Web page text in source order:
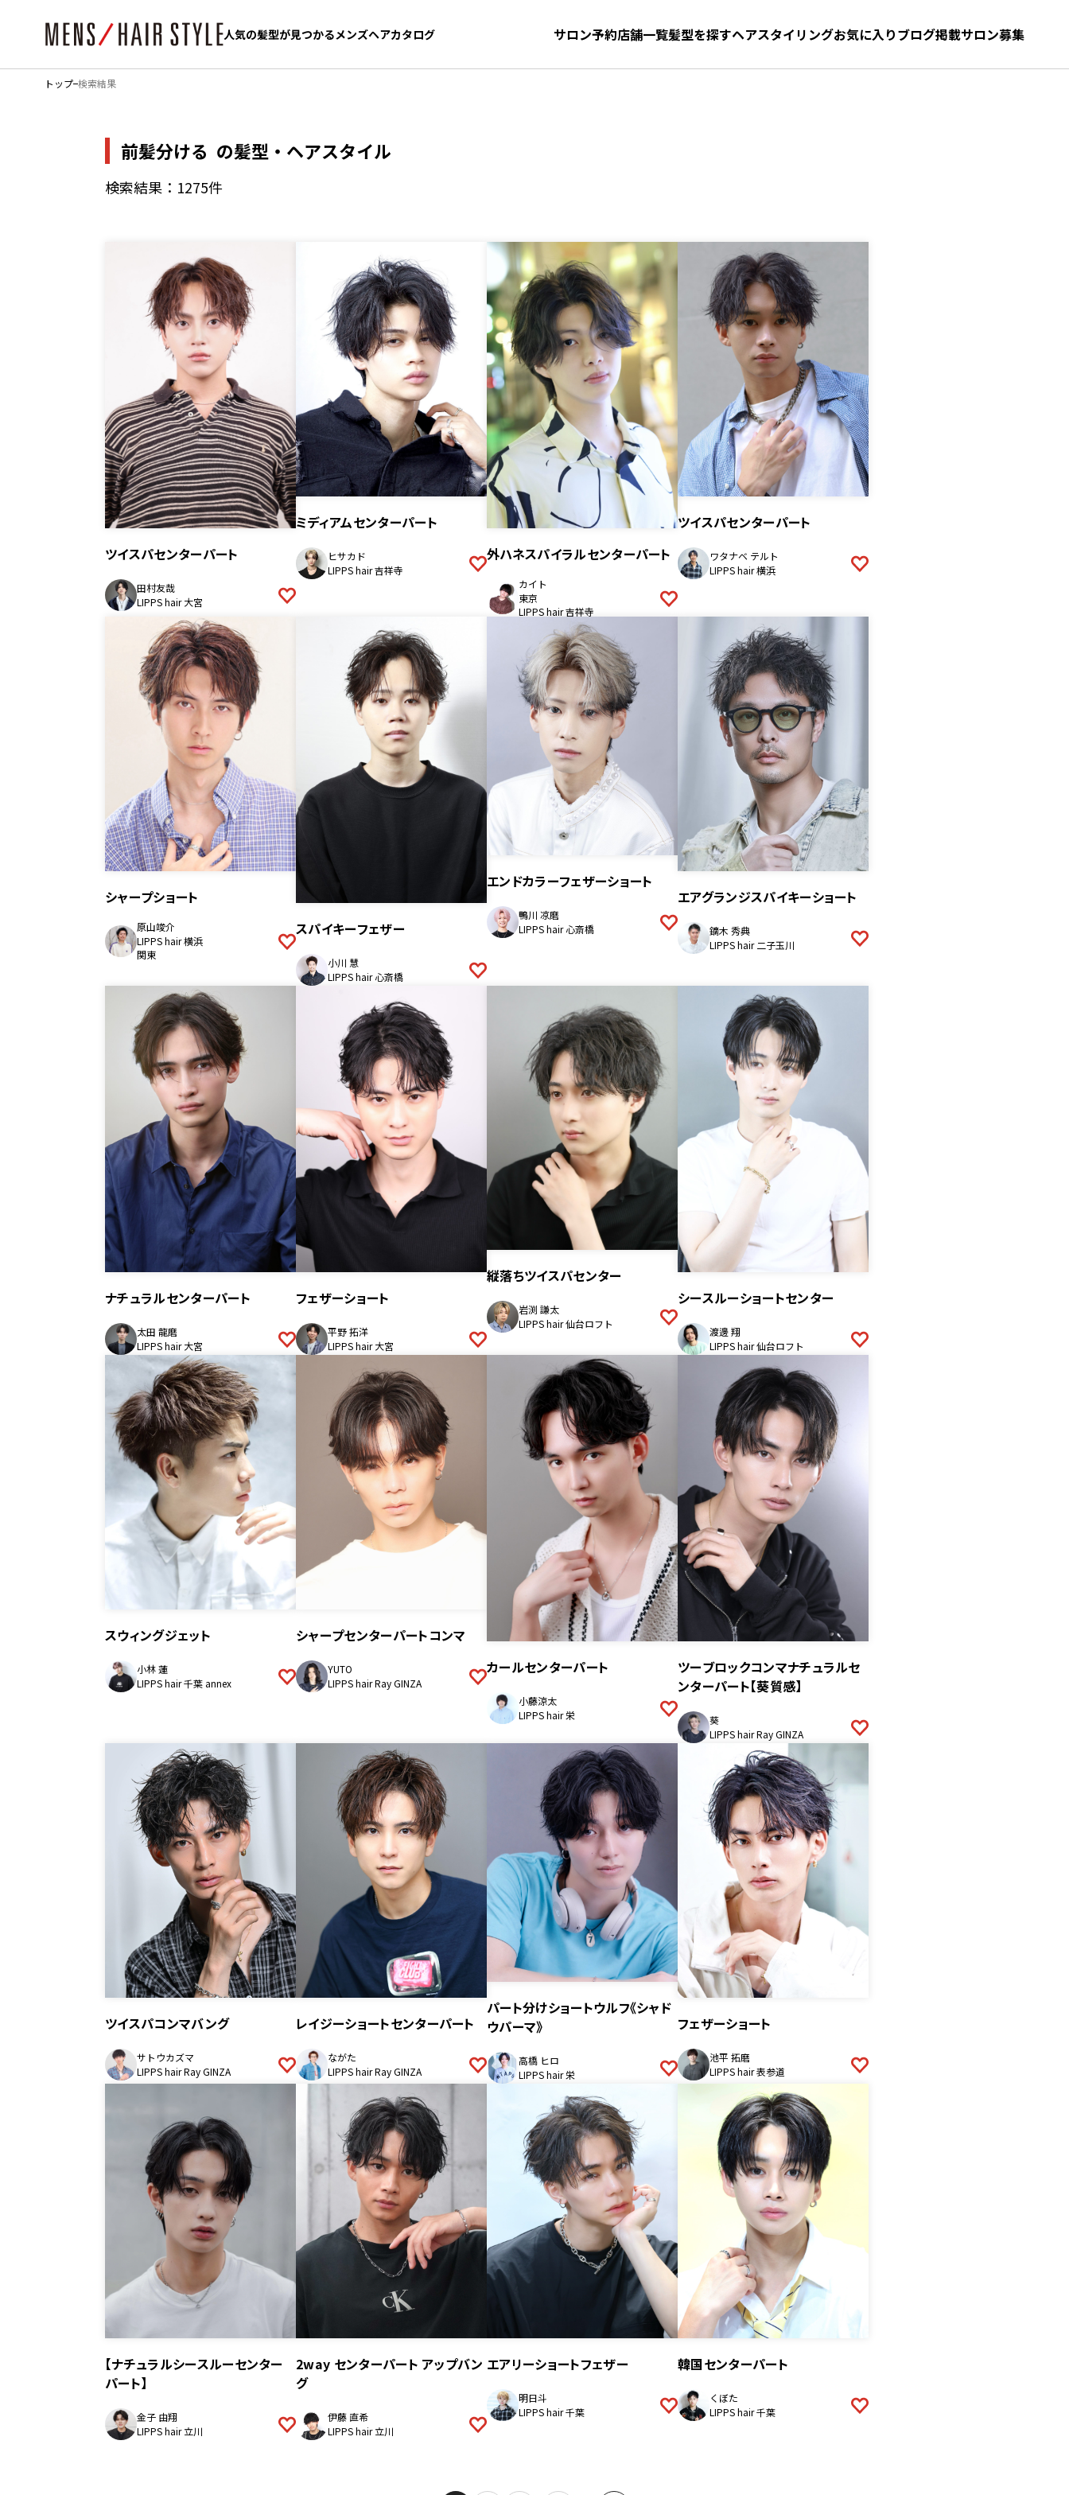
人気の髪型が見つかるメンズヘアカタログ サロン予約店舗一覧髪型を探すヘアスタイリングお気に入りブログ掲載サロン募集
人気の髪型が見つかるメンズヘアカタログ お気に入り 髪型をさがす
トップ 検索結果
前髪分ける の髪型・ヘアスタイル
検索結果：1275件
ツイスパセンターパート
田村友哉
LIPPS hair 大宮
ミディアムセンターパート
ヒサカド
LIPPS hair 吉祥寺
外ハネスパイラルセンターパート
カイト
東京
LIPPS hair 吉祥寺
ツイスパセンターパート
ワタナベ テルト
LIPPS hair 横浜
シャープショート
原山竣介
LIPPS hair 横浜
関東
スパイキーフェザー
小川 慧
LIPPS hair 心斎橋
エンドカラーフェザーショート
鴨川 凉磨
LIPPS hair 心斎橋
エアグランジスパイキーショート
鏑木 秀典
LIPPS hair 二子玉川
ナチュラルセンターパート
太田 龍磨
LIPPS hair 大宮
フェザーショート
平野 拓洋
LIPPS hair 大宮
縦落ちツイスパセンター
岩渕 謙太
LIPPS hair 仙台ロフト
シースルーショートセンター
渡邊 翔
LIPPS hair 仙台ロフト
スウィングジェット
小林 蓮
LIPPS hair 千葉 annex
シャープセンターパートコンマ
YUTO
LIPPS hair Ray GINZA
カールセンターパート
小藤涼太
LIPPS hair 栄
ツーブロックコンマナチュラルセ
ンターパート【葵質感】
葵
LIPPS hair Ray GINZA
ツイスパコンマバング
サトウカズマ
LIPPS hair Ray GINZA
レイジーショートセンターパート
ながた
LIPPS hair Ray GINZA
パート分けショートウルフ《シャド
ウパーマ》
高橋 ヒロ
LIPPS hair 栄
フェザーショート
池平 拓磨
LIPPS hair 表参道
【ナチュラルシースルーセンター
パート】
金子 由翔
LIPPS hair 立川
2way センターパート アップバン
グ
伊藤 直希
LIPPS hair 立川
エアリーショートフェザー
明日斗
LIPPS hair 千葉
韓国センターパート
くぼた
LIPPS hair 千葉